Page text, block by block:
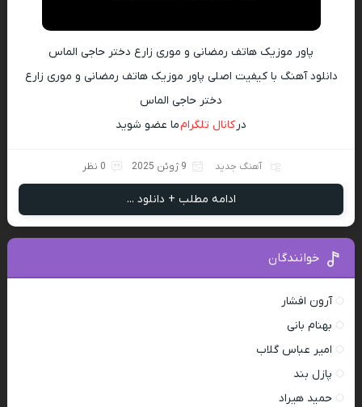
پاور موزیک هاتف رمضانی و موری زارع دختر حاجی الماس
دانلود آهنگ با کیفیت اصلی پاور موزیک هاتف رمضانی و موری زارع
دختر حاجی الماس
درکانال تلگرامما عضو شوید
آهنگ جدید 9 ژوئن 2025 0 نظر
ادامه مطلب + دانلود ...
خوانندگان
آرون افشار
بهنام بانی
امیر عباس گلاب
پازل بند
حمید هیراد